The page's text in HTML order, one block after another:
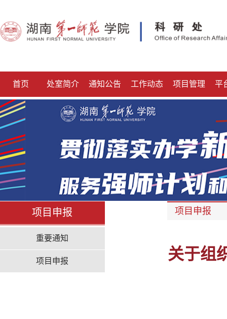
首页 处室简介 通知公告 工作动态 项目管理 平
项目申报
重要通知
项目申报
项目申报
关于组